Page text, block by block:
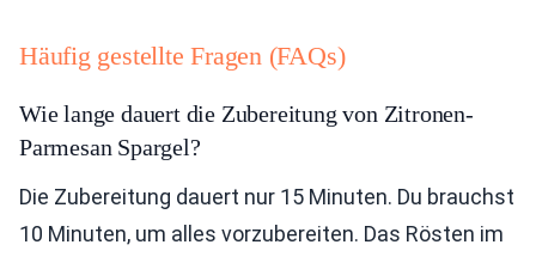
Häufig gestellte Fragen (FAQs)
Wie lange dauert die Zubereitung von Zitronen-
Parmesan Spargel?
Die Zubereitung dauert nur 15 Minuten. Du brauchst
10 Minuten, um alles vorzubereiten. Das Rösten im